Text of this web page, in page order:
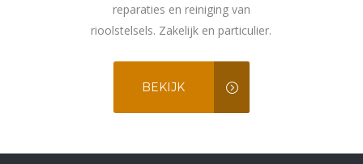
reparaties en reiniging van
rioolstelsels. Zakelijk en particulier.
BEKIJK